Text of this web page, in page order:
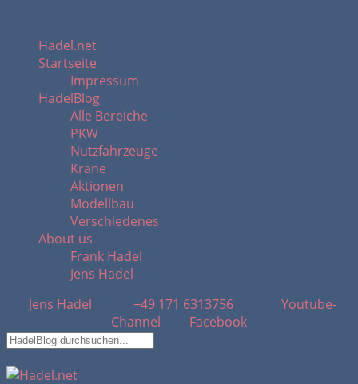
Hadel.net
Startseite
Impressum
HadelBlog
Alle Bereiche
PKW
Nutzfahrzeuge
Krane
Aktionen
Modellbau
Verschiedenes
About us
Frank Hadel
Jens Hadel
Jens Hadel
+49 171 6313756
Youtube-
Channel
Facebook